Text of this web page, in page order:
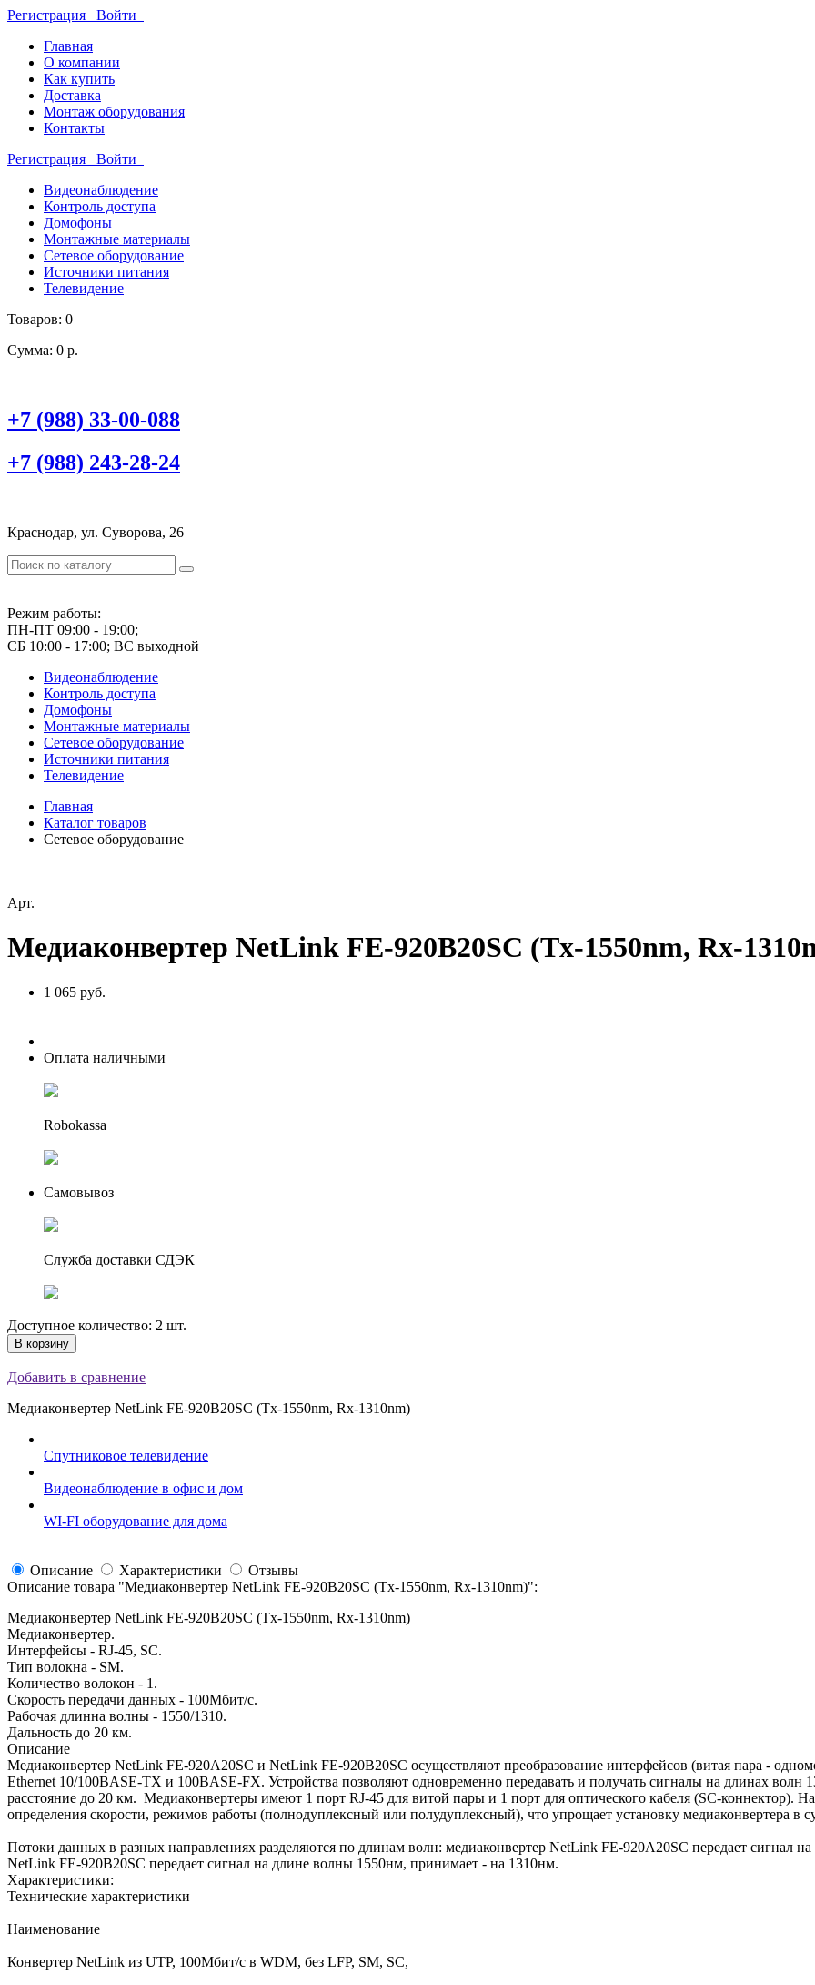
Регистрация Войти
Главная
О компании
Как купить
Доставка
Монтаж оборудования
Контакты
Регистрация Войти
Видеонаблюдение
Контроль доступа
Домофоны
Монтажные материалы
Сетевое оборудование
Источники питания
Телевидение
Товаров: 0
Сумма: 0 р.
+7 (988) 33-00-088
+7 (988) 243-28-24
Краснодар, ул. Суворова, 26
Режим работы:
ПН-ПТ 09:00 - 19:00;
СБ 10:00 - 17:00; ВС выходной
Видеонаблюдение
Контроль доступа
Домофоны
Монтажные материалы
Сетевое оборудование
Источники питания
Телевидение
Главная
Каталог товаров
Сетевое оборудование
Арт.
Медиаконвертер NetLink FE-920B20SC (Tx-1550nm, Rx-
1 065 руб.
Оплата наличными
Robokassa
Самовывоз
Служба доставки СДЭК
Доступное количество: 2 шт.
В корзину
Добавить в сравнение
Медиаконвертер NetLink FE-920B20SC (Tx-1550nm, Rx-1310nm)
Спутниковое телевидение
Видеонаблюдение в офис и дом
WI-FI оборудование для дома
Описание Характеристики
Отзывы
Описание товара "Медиаконвертер NetLink FE-920B20SC (Tx-1550nm, Rx-1310nm)":
Медиаконвертер NetLink FE-920B20SC (Tx-1550nm, Rx-1310nm)
Медиаконвертер.
Интерфейсы - RJ-45, SC.
Тип волокна - SM.
Количество волокон - 1.
Скорость передачи данных - 100Мбит/c.
Рабочая длинна волны - 1550/1310.
Дальность до 20 км.
Описание
Медиаконвертер NetLink FE-920A20SC и NetLink FE-920B20SC осуществляют преобразование интерфейсов (витая пара -
Ethernet 10/100BASE-TX и 100BASE-FX. Устройства позволяют одновременно передавать и получать сигналы на длинах
расстояние до 20 км. Медиаконвертеры имеют 1 порт RJ-45 для витой пары и 1 порт для оптического кабеля (SC-коннектор).
определения скорости, режимов работы (полнодуплексный или полудуплексный), что упрощает установку медиаконвертера в
Потоки данных в разных направлениях разделяются по длинам волн: медиаконвертер NetLink FE-920A20SC передает сигнал
NetLink FE-920B20SC передает сигнал на длине волны 1550нм, принимает - на 1310нм.
Характеристики:
Технические характеристики
Наименование
Конвертер NetLink из UTP, 100Мбит/c в WDM, без LFP, SM, SC,